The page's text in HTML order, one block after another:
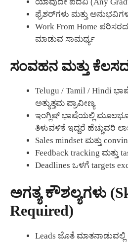
ಫ್ರೆಶರ್‌ಗಳು ಮತ್ತು
Work From Home
ಮಾಡುವ ಸಾಮರ್ಥ್ಯ
ಸಂವಹನ ಮತ್ತು
Telugu / Tamil / Hindi
ಅತ್ಯುತ್ತಮ ಪ್ರಾವೀಣ್ಯ
ಇಂಗ್ಲಿಷ್ ಭಾಷೆಯಲ್ಲಿ
ತಿಳುವಳಿಕೆ ಇದ್ದರೆ ಹೆಚ್ಚುವರಿ
Sales mindset ಮತ್ತು
Feedback tracking ಮತ್ತು
Deadlines ಒಳಗೆ targets
ಅಗತ್ಯ ಕೌಶಲ್ಯಗಳು
Required)
Leads ಜೊತೆ ಮಾತನಾಡುವಲ್ಲಿ